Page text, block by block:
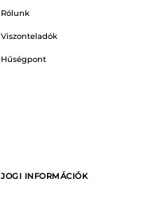
Rólunk
Viszonteladók
Hűségpont
JOGI INFORMÁCIÓK